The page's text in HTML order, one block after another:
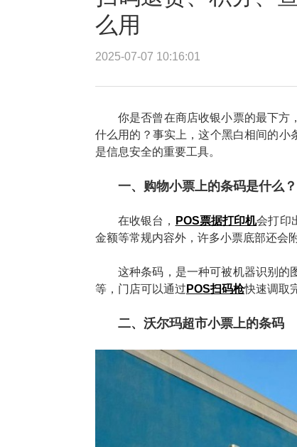
么用
2025-07-07 10:16:01
你是否曾在商店收银小票的最下方
什么用的？事实上，这个黑白相间的
是信息安全的重要工具。
一、购物小票上的条码是什么？
在收银台， POS票据打印机会打印
金额等常规内容外，许多小票底部还会
这种条码，是一种可被机器识别的
等，门店可以通过 POS扫码枪快速调取
二、沃尔玛超市小票上的条码